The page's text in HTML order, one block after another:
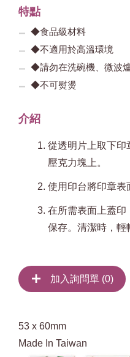
特點
◆食品級材料
◆不適用於高溫環境
◆請勿在洗碗機、微波
◆不可熨燙
介紹
從透明片上取下印
壓克力塊上。
使用印台將印章表
在所需表面上蓋印
保存。清潔時，輕
加入詢問單 (0)
53 x 60mm
Made In Taiwan